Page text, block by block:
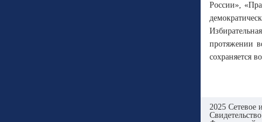
России»,
протяжении
сохраняется
2025 Сетевое